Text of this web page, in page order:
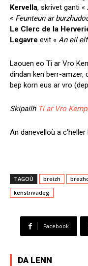
Kervella, skrivet ganti «
« Feunteun ar
Le Clerc de la
Legavre evit « An eil
Laouen eo Ti ar Vro
dindan ken berr-amzer,
bep korn eus ar vro
Skipailh Ti ar Vro
An danevelloù a c’heller
TAGOÙ breizh
kenstrivadeg
Facebook
DA LENN